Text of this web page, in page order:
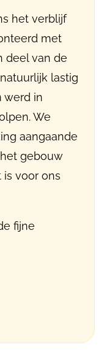
het verblijf
met
deel van de
lastig
werd in
We
aangaande
gebouw
voor ons
fijne